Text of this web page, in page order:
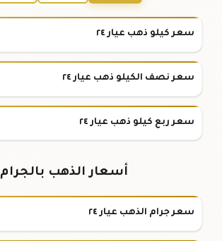
سعر كيلو ذهب عيار ٢٤
سعر نصف الكيلو ذهب عيار ٢٤
سعر ربع كيلو ذهب عيار ٢٤
أسعار الذهب بالجرام
سعر جرام الذهب عيار ٢٤